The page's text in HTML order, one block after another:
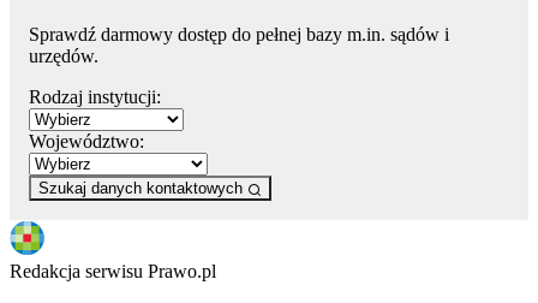
Sprawdź darmowy dostęp do pełnej bazy m.in. sądów i
urzędów.
Rodzaj instytucji:
Województwo:
Szukaj danych kontaktowych
Redakcja serwisu Prawo.pl